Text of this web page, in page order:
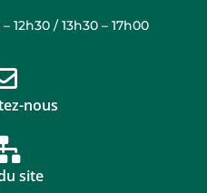
/ 13h30 – 17h00
nous
site